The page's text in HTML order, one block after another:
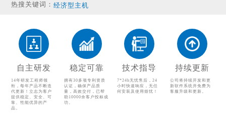
热搜关键词：经济型主机
温湿度传感器
配电监控设备
气体监控设备
其他配件产品
自主研发
14年研发工程师领
衔，每年产品不断迭
代更新！立志为客户
提供稳定、安全、可
靠、性能优异的产
品。
稳定可靠
拥有30多项专利资质
认证，确保产品质
量，高效交付，已帮
助10000余客户投标成
功。
技术指导
7*24h无忧售后，24
小时快速响应，无任
何安装及使用烦忧！
持续更新
公司将持续开发和更
新软件系统并免费为
客服升级和更新。